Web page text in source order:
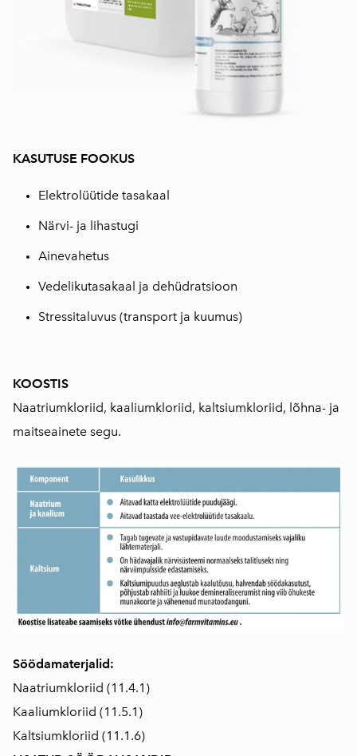
KASUTUSE FOOKUS
Elektrolüütide tasakaal
Närvi- ja lihastugi
Ainevahetus
Vedelikutasakaal ja dehüdratsioon
Stressitaluvus (transport ja kuumus)
KOOSTIS
Naatriumkloriid, kaaliumkloriid, kaltsiumkloriid, lõhna- ja
maitseainete segu.
Söödamaterjalid:
Naatriumkloriid (11.4.1)
Kaaliumkloriid (11.5.1)
Kaltsiumkloriid (11.1.6)